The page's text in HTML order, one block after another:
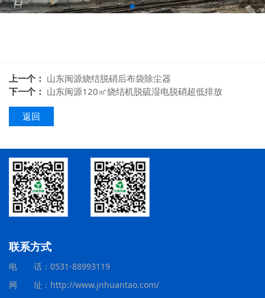
上一个： 山东闽源烧结脱硝后布袋除尘器
下一个： 山东闽源120㎡烧结机脱硫湿电脱硝超低排放
返回
联系方式
电 话：0531-88993119
网 址：http://www.jnhuantao.com/